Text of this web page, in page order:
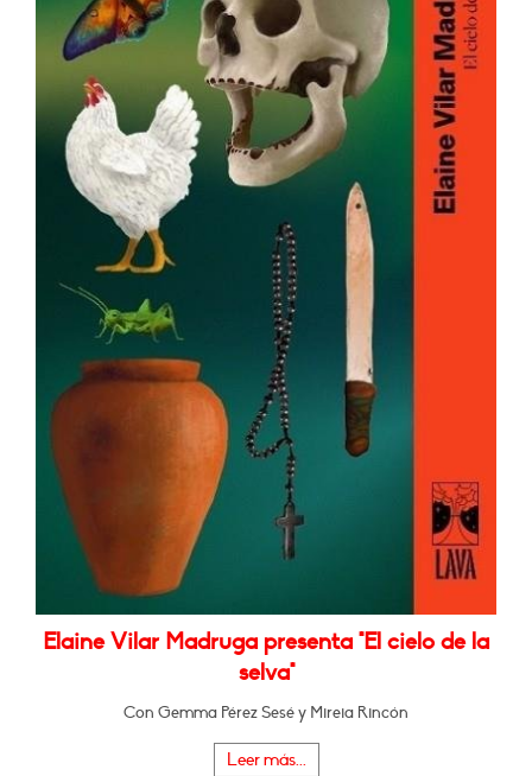
Elaine Vilar Madruga presenta "El cielo de la
selva"
Con Gemma Pérez Sesé y Mireia Rincón
Leer más...